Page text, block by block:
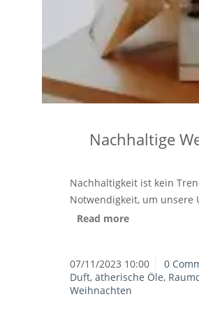
Nachhaltige
Nachhaltigkeit ist kein
Notwendigkeit, um unsere
Read more
07/11/2023 10:00 0
Duft, ätherische Öle,
Weihnachten